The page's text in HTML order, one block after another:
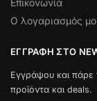
Ο λογαριασμός
ΕΓΓΡΑΦΉ ΣΤΟ
Εγγράψου και πάρε
προϊόντα και deals.